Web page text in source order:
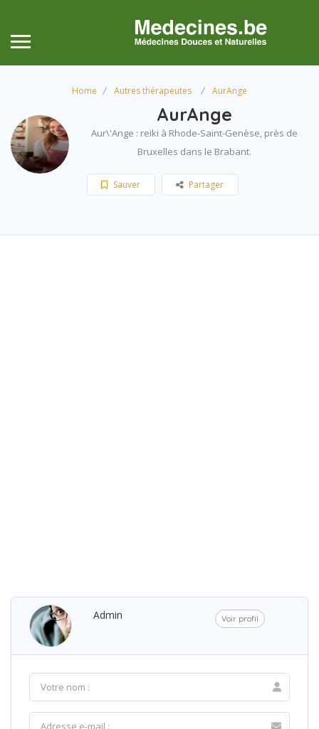
Home Autres thérapeutes AurAnge
AurAnge
Aur\'Ange : reiki à Rhode-Saint-Genèse, près de
Bruxelles dans le Brabant.
Sauver Partager
Admin Voir profil